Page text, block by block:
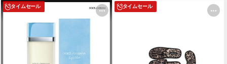
タイムセール タイムセール